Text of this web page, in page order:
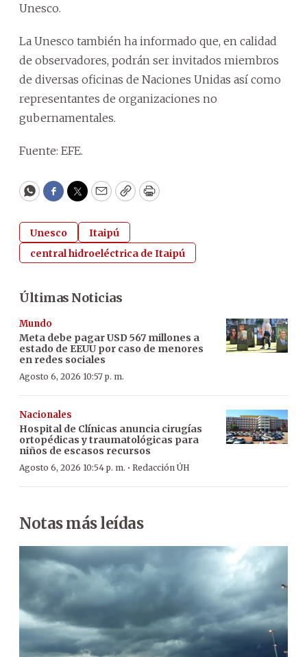
Unesco.
La Unesco también ha informado que, en calidad
de observadores, podrán ser invitados miembros
de diversas oficinas de Naciones Unidas así como
representantes de organizaciones no
gubernamentales.
Fuente: EFE.
WhatsApp
Facebook
Twitter
EmailCopyPrint
Unesco
Itaipú
central hidroeléctrica de Itaipú
Últimas Noticias
Mundo
Meta debe pagar USD 567 millones a
estado de EEUU por caso de menores
en redes sociales
Agosto 6, 2026 10:57 p. m.
Nacionales
Hospital de Clínicas anuncia cirugías
ortopédicas y traumatológicas para
niños de escasos recursos
Agosto 6, 2026 10:54 p. m. · Redacción ÚH
Notas más leídas